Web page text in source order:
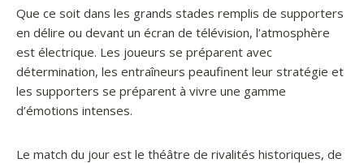
Que ce soit dans les grands stades remplis de supporters
en délire ou devant un écran de télévision, l’atmosphère
est électrique. Les joueurs se préparent avec
détermination, les entraîneurs peaufinent leur stratégie et
les supporters se préparent à vivre une gamme
d’émotions intenses.
Le match du jour est le théâtre de rivalités historiques, de